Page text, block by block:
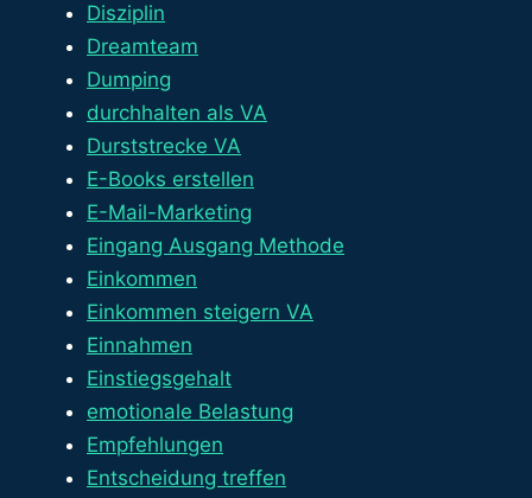
Disziplin
Dreamteam
Dumping
durchhalten als VA
Durststrecke VA
E-Books erstellen
E-Mail-Marketing
Eingang Ausgang Methode
Einkommen
Einkommen steigern VA
Einnahmen
Einstiegsgehalt
emotionale Belastung
Empfehlungen
Entscheidung treffen